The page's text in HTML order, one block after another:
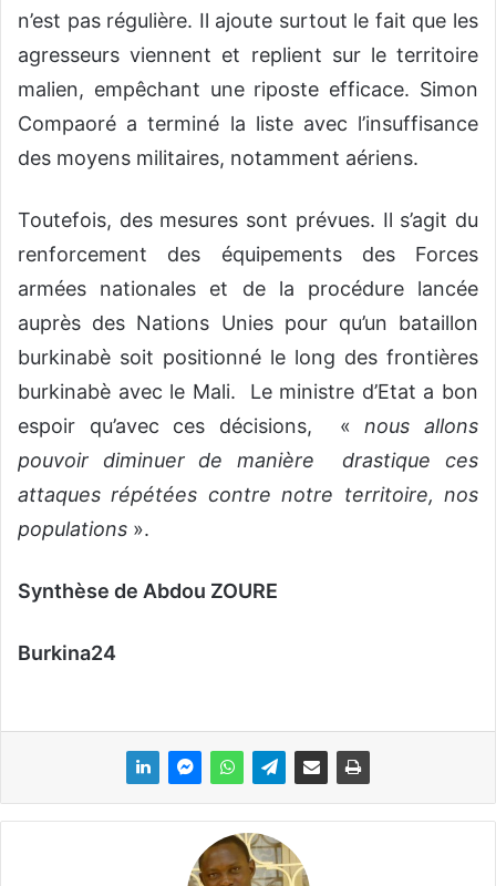
n’est pas régulière. Il ajoute surtout le fait que les
agresseurs viennent et replient sur le territoire
malien, empêchant une riposte efficace. Simon
Compaoré a terminé la liste avec l’insuffisance
des moyens militaires, notamment aériens.
Toutefois, des mesures sont prévues. Il s’agit du
renforcement des équipements des Forces
armées nationales et de la procédure lancée
auprès des Nations Unies pour qu’un bataillon
burkinabè soit positionné le long des frontières
burkinabè avec le Mali. Le ministre d’Etat a bon
espoir qu’avec ces décisions, «nous allons
pouvoir diminuer de manière drastique ces
attaques répétées contre notre territoire, nos
populations ».
Synthèse de Abdou ZOURE
Burkina24